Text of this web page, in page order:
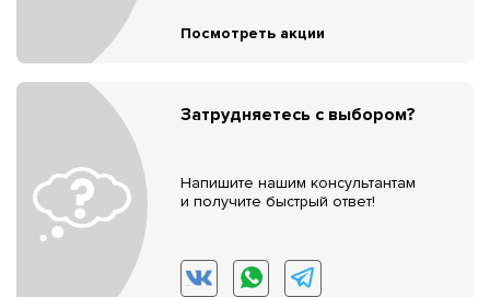
Посмотреть акции
Затрудняетесь с выбором?
Напишите нашим консультантам
и получите быстрый ответ!